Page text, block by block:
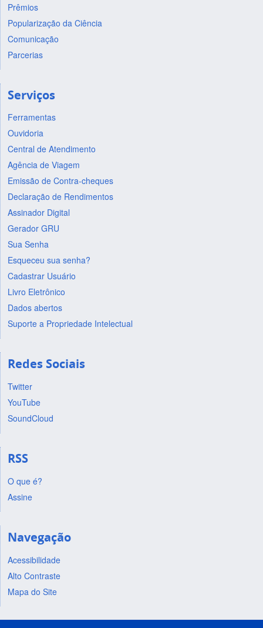
Prêmios
Popularização da Ciência
Comunicação
Parcerias
Serviços
Ferramentas
Ouvidoria
Central de Atendimento
Agência de Viagem
Emissão de Contra-cheques
Declaração de Rendimentos
Assinador Digital
Gerador GRU
Sua Senha
Esqueceu sua senha?
Cadastrar Usuário
Livro Eletrônico
Dados abertos
Suporte a Propriedade Intelectual
Redes Sociais
Twitter
YouTube
SoundCloud
RSS
O que é?
Assine
Navegação
Acessibilidade
Alto Contraste
Mapa do Site